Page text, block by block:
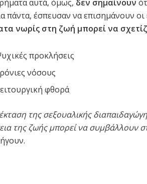
αυτά, όμως, δεν σημαίνουν
πάντα, έσπευσαν να επισημάνουν
νωρίς στη ζωή μπορεί να
προκλήσεις
νόσους
φθορά
της σεξουαλικής
της ζωής μπορεί να συμβάλλουν